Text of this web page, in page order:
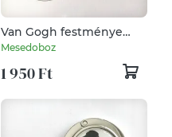
Van Gogh festménye
mintás táskaakasztó
Mesedoboz
1 950 Ft